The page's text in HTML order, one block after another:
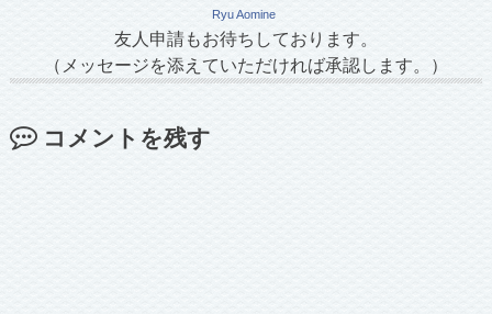
Ryu Aomine
友人申請もお待ちしております。
（メッセージを添えていただければ承認します。）
コメントを残す